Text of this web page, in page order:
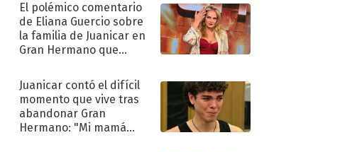
El polémico comentario
de Eliana Guercio sobre
la familia de Juanicar en
Gran Hermano que
Juanicar contó el difícil
momento que vive tras
abandonar Gran
Hermano: "Mi mamá